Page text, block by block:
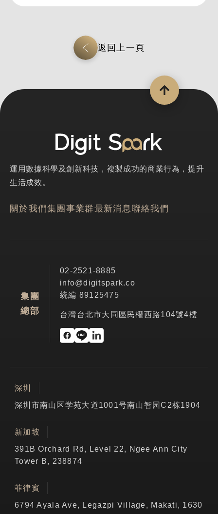
返回上一頁
運用數據科學及創新科技，複製成功的商業行為，提升
生活成效。
關於我們集團事業群最新消息聯絡我們
集團
總部
02-2521-8885
info@digitspark.co
統編 89125475
台灣台北市大同區民權西路104號4樓
深圳
深圳市南山区学苑大道1001号南山智园C2栋1904
新加坡
391B Orchard Rd, Level 22, Ngee Ann City
Tower B, 238874
菲律賓
6794 Ayala Ave, Legazpi Village, Makati, 1630